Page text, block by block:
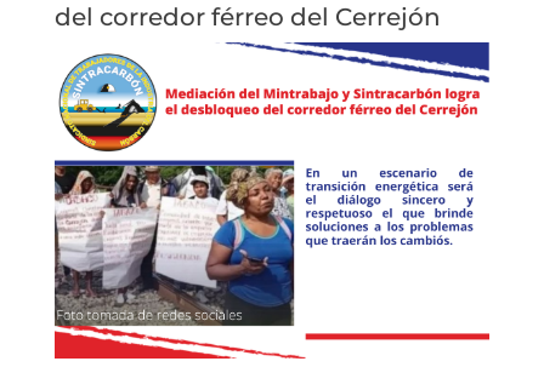
del corredor férreo del Cerrejón